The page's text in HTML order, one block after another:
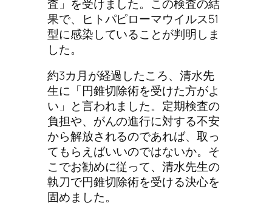
査」を受けました。この検査の結
果で、ヒトパピローマウイルス51
型に感染していることが判明しま
した。
約3カ月が経過したころ、清水先
生に「円錐切除術を受けた方がよ
い」と言われました。定期検査の
負担や、がんの進行に対する不安
から解放されるのであれば、取っ
てもらえばいいのではないか。そ
こでお勧めに従って、清水先生の
執刀で円錐切除術を受ける決心を
固めました。